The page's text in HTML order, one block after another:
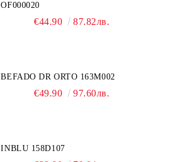
OF000020
€44.90 87.82лв.
BEFADO DR ORTO 163M002
€49.90 97.60лв.
INBLU 158D107